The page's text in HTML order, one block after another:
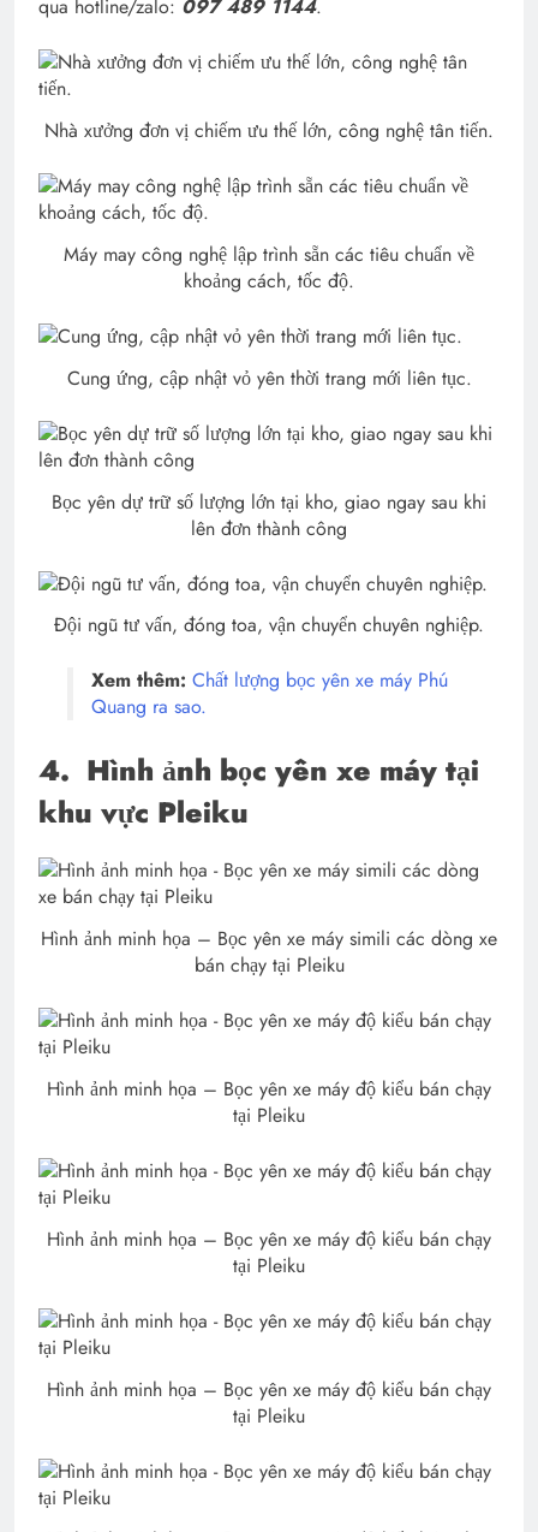
qua hotline/zalo: 097 489 1144.
Nhà xưởng đơn vị chiếm ưu thế lớn, công nghệ tân tiến.
Máy may công nghệ lập trình sẵn các tiêu chuẩn về
khoảng cách, tốc độ.
Cung ứng, cập nhật vỏ yên thời trang mới liên tục.
Bọc yên dự trữ số lượng lớn tại kho, giao ngay sau khi
lên đơn thành công
Đội ngũ tư vấn, đóng toa, vận chuyển chuyên nghiệp.
Xem thêm: Chất lượng bọc yên xe máy Phú
Quang ra sao.
4. Hình ảnh bọc yên xe máy tại
khu vực Pleiku
Hình ảnh minh họa – Bọc yên xe máy simili các dòng xe
bán chạy tại Pleiku
Hình ảnh minh họa – Bọc yên xe máy độ kiểu bán chạy
tại Pleiku
Hình ảnh minh họa – Bọc yên xe máy độ kiểu bán chạy
tại Pleiku
Hình ảnh minh họa – Bọc yên xe máy độ kiểu bán chạy
tại Pleiku